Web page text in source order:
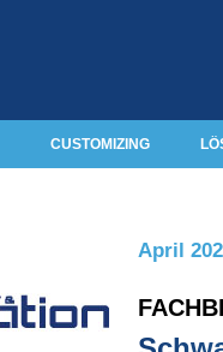
CUSTOMIZING
April